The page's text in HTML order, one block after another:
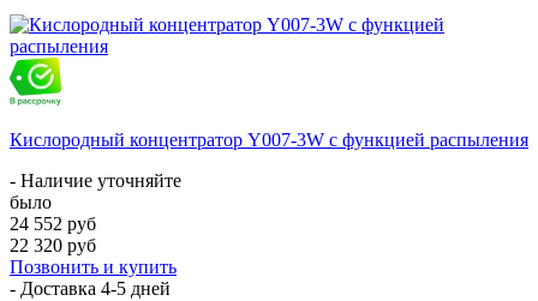
Кислородный концентратор Y007-3W с функцией распыления
- Наличие уточняйте
было
24 552 руб
22 320 руб
Позвонить и купить
- Доставка 4-5 дней